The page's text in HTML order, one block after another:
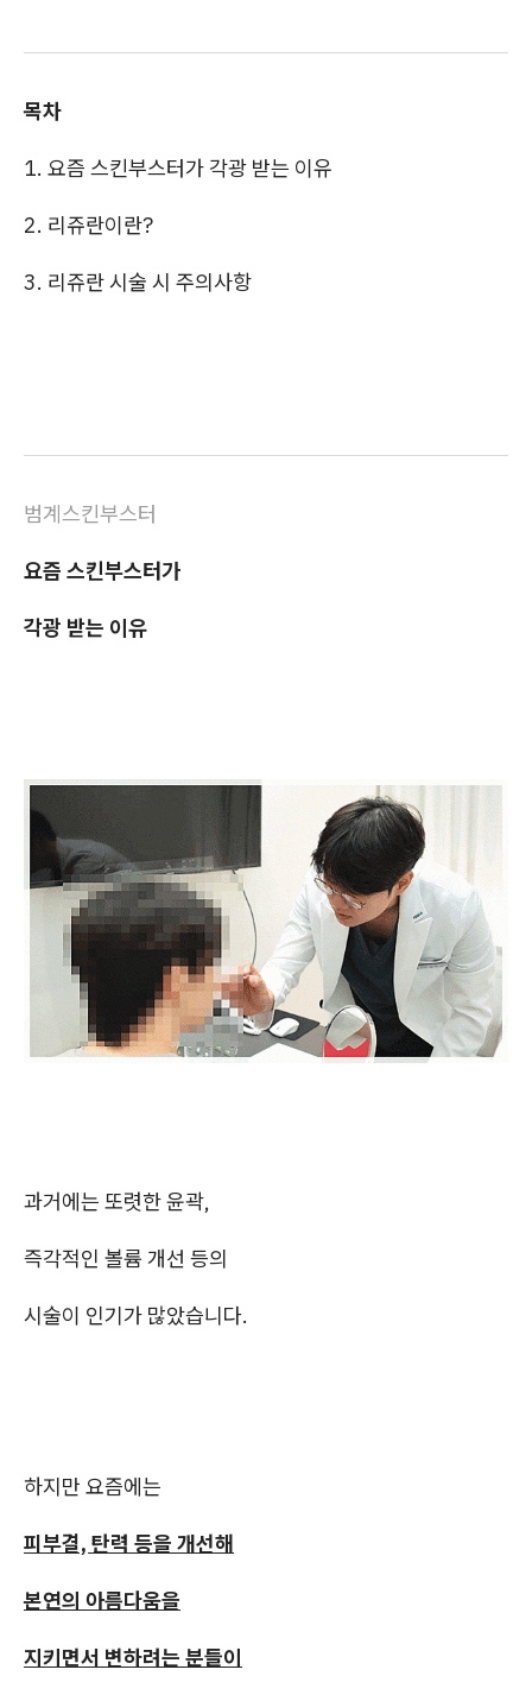
목차
1. 요즘 스킨부스터가 각광 받는 이유
2. 리쥬란이란?
3. 리쥬란 시술 시 주의사항
범계스킨부스터
요즘 스킨부스터가
각광 받는 이유
과거에는 또렷한 윤곽,
즉각적인 볼륨 개선 등의
시술이 인기가 많았습니다.
하지만 요즘에는
피부결, 탄력 등을 개선해
본연의 아름다움을
지키면서 변하려는 분들이